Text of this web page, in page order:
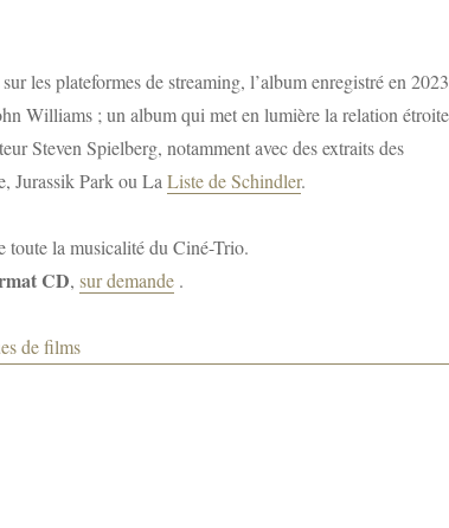
les plateformes de streaming, l’album enregistré en 2023
Williams ; un album qui met en lumière la relation étroite
Steven Spielberg, notamment avec des extraits des
Jurassik Park ou LaListe de Schindler.
toute la musicalité du Ciné-Trio.
CD, sur demande.